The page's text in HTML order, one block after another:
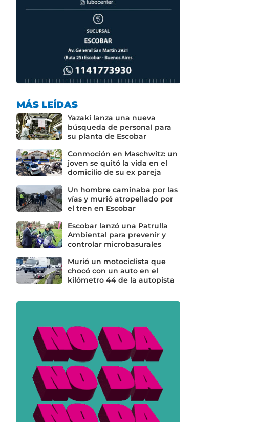
MÁS LEÍDAS
Yazaki lanza una nueva
búsqueda de personal para
su planta de Escobar
Conmoción en Maschwitz: un
joven se quitó la vida en el
domicilio de su ex pareja
Un hombre caminaba por las
vías y murió atropellado por
el tren en Escobar
Escobar lanzó una Patrulla
Ambiental para prevenir y
controlar microbasurales
Murió un motociclista que
chocó con un auto en el
kilómetro 44 de la autopista